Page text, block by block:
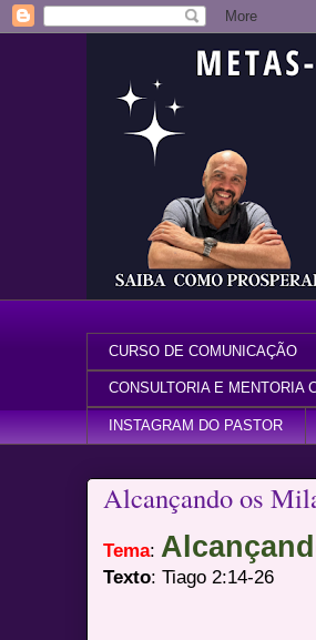
CURSO DE COMUNICAÇÃO
CONSULTORIA E MENTORIA
INSTAGRAM DO PASTOR
Alcançando os
Tema:
Texto: Tiago 2:14-26